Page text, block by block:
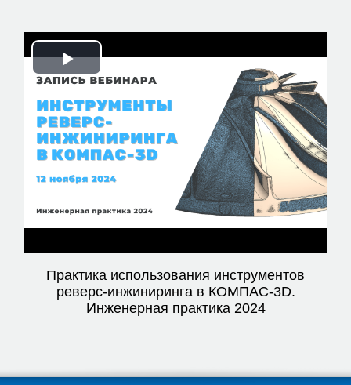
Play
Video
Практика использования инструментов
реверс-инжиниринга в КОМПАС-3D.
Инженерная практика 2024